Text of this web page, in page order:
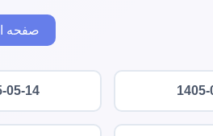
صفحه
1405-
05-14